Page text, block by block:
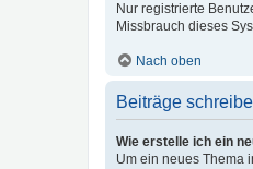
Nur registrierte
Missbrauch dieses
Nach oben
Beiträge
Wie erstelle ich ein
Um ein neues Thema